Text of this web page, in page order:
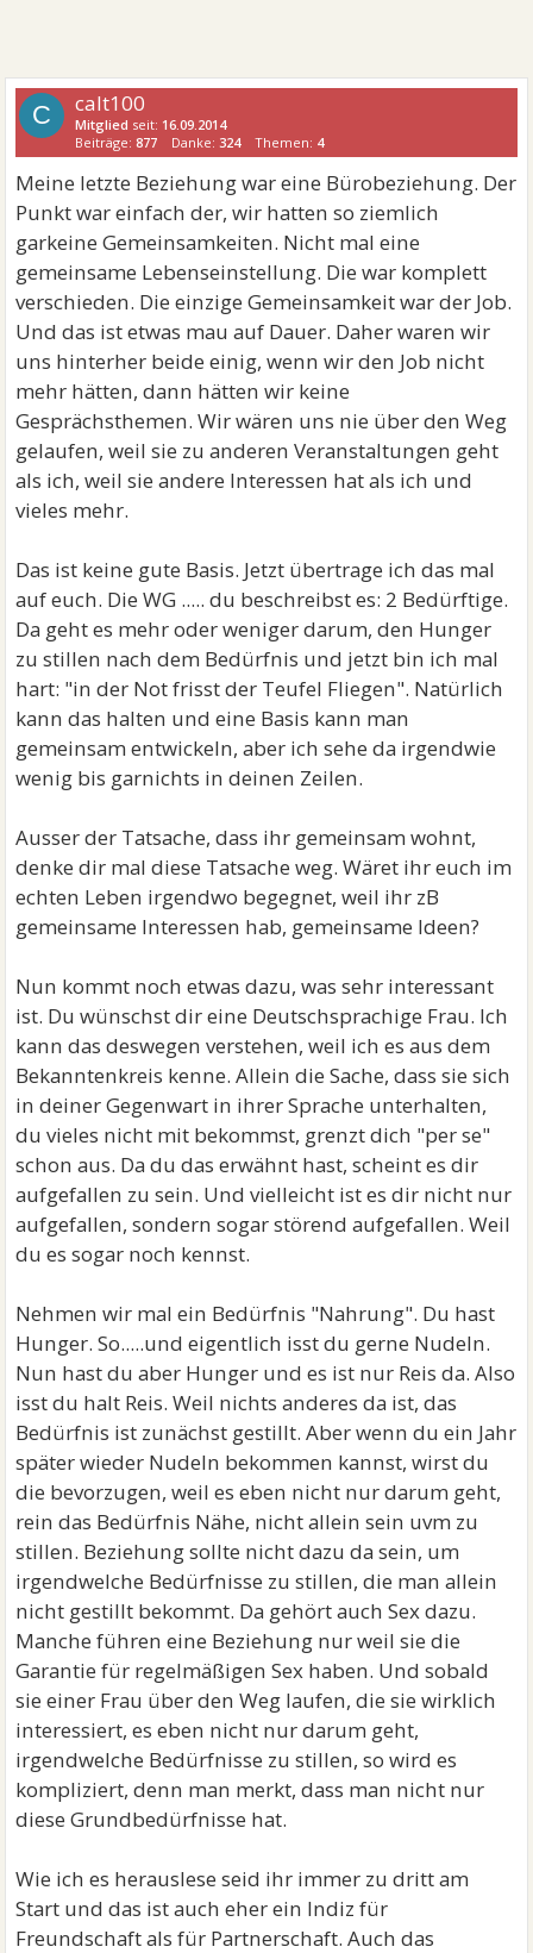
C calt100
Mitglied seit: 16.09.2014
Beiträge:877 Danke:324 Themen: 4
Meine letzte Beziehung war eine Bürobeziehung. Der
Punkt war einfach der, wir hatten so ziemlich
garkeine Gemeinsamkeiten. Nicht mal eine
gemeinsame Lebenseinstellung. Die war komplett
verschieden. Die einzige Gemeinsamkeit war der Job.
Und das ist etwas mau auf Dauer. Daher waren wir
uns hinterher beide einig, wenn wir den Job nicht
mehr hätten, dann hätten wir keine
Gesprächsthemen. Wir wären uns nie über den Weg
gelaufen, weil sie zu anderen Veranstaltungen geht
als ich, weil sie andere Interessen hat als ich und
vieles mehr.
Das ist keine gute Basis. Jetzt übertrage ich das mal
auf euch. Die WG ..... du beschreibst es: 2 Bedürftige.
Da geht es mehr oder weniger darum, den Hunger
zu stillen nach dem Bedürfnis und jetzt bin ich mal
hart: "in der Not frisst der Teufel Fliegen". Natürlich
kann das halten und eine Basis kann man
gemeinsam entwickeln, aber ich sehe da irgendwie
wenig bis garnichts in deinen Zeilen.
Ausser der Tatsache, dass ihr gemeinsam wohnt,
denke dir mal diese Tatsache weg. Wäret ihr euch im
echten Leben irgendwo begegnet, weil ihr zB
gemeinsame Interessen hab, gemeinsame Ideen?
Nun kommt noch etwas dazu, was sehr interessant
ist. Du wünschst dir eine Deutschsprachige Frau. Ich
kann das deswegen verstehen, weil ich es aus dem
Bekanntenkreis kenne. Allein die Sache, dass sie sich
in deiner Gegenwart in ihrer Sprache unterhalten,
du vieles nicht mit bekommst, grenzt dich "per se"
schon aus. Da du das erwähnt hast, scheint es dir
aufgefallen zu sein. Und vielleicht ist es dir nicht nur
aufgefallen, sondern sogar störend aufgefallen. Weil
du es sogar noch kennst.
Nehmen wir mal ein Bedürfnis "Nahrung". Du hast
Hunger. So.....und eigentlich isst du gerne Nudeln.
Nun hast du aber Hunger und es ist nur Reis da. Also
isst du halt Reis. Weil nichts anderes da ist, das
Bedürfnis ist zunächst gestillt. Aber wenn du ein Jahr
später wieder Nudeln bekommen kannst, wirst du
die bevorzugen, weil es eben nicht nur darum geht,
rein das Bedürfnis Nähe, nicht allein sein uvm zu
stillen. Beziehung sollte nicht dazu da sein, um
irgendwelche Bedürfnisse zu stillen, die man allein
nicht gestillt bekommt. Da gehört auch Sex dazu.
Manche führen eine Beziehung nur weil sie die
Garantie für regelmäßigen Sex haben. Und sobald
sie einer Frau über den Weg laufen, die sie wirklich
interessiert, es eben nicht nur darum geht,
irgendwelche Bedürfnisse zu stillen, so wird es
kompliziert, denn man merkt, dass man nicht nur
diese Grundbedürfnisse hat.
Wie ich es herauslese seid ihr immer zu dritt am
Start und das ist auch eher ein Indiz für
Freundschaft als für Partnerschaft. Auch das